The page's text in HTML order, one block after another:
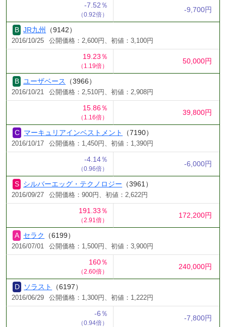
-7.52％
（0.92倍）
-9,700円
JR九州 （9142）
2016/10/25 公開価格：2,600円、初値：3,100円
19.23％
（1.19倍）
50,000円
ユーザベース （3966）
2016/10/21 公開価格：2,510円、初値：2,908円
15.86％
（1.16倍）
39,800円
マーキュリアインベストメント （7190）
2016/10/17 公開価格：1,450円、初値：1,390円
-4.14％
（0.96倍）
-6,000円
シルバーエッグ・テクノロジー （3961）
2016/09/27 公開価格：900円、初値：2,622円
191.33％
（2.91倍）
172,200円
セラク （6199）
2016/07/01 公開価格：1,500円、初値：3,900円
160％
（2.60倍）
240,000円
ソラスト （6197）
2016/06/29 公開価格：1,300円、初値：1,222円
-6％
（0.94倍）
-7,800円